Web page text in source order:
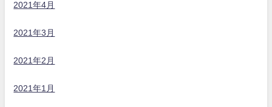
2021年4月
2021年3月
2021年2月
2021年1月